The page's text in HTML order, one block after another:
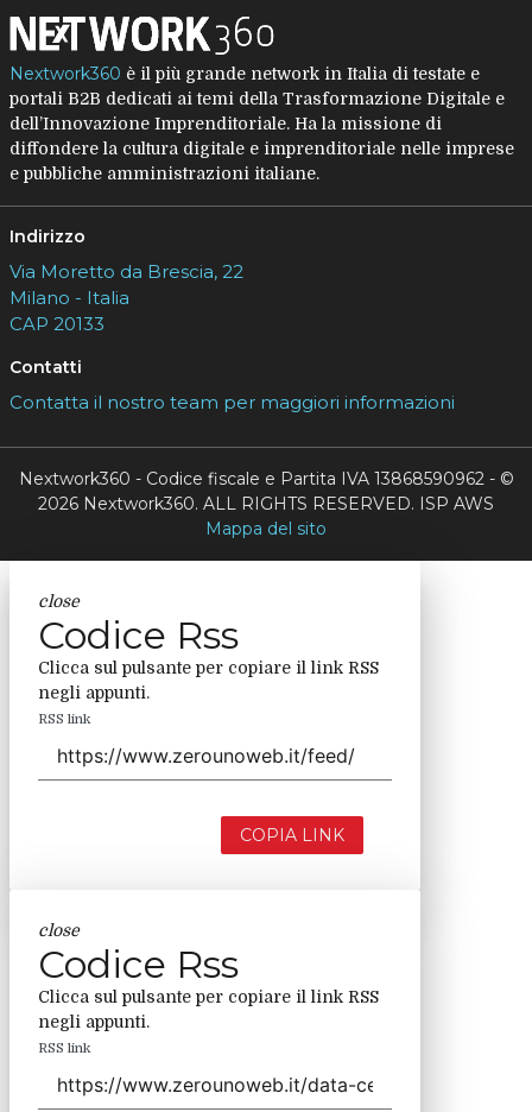
Nextwork360 è il più grande network in Italia di testate e
portali B2B dedicati ai temi della Trasformazione Digitale e
dell’Innovazione Imprenditoriale. Ha la missione di
diffondere la cultura digitale e imprenditoriale nelle imprese
e pubbliche amministrazioni italiane.
Indirizzo
Via Moretto da Brescia, 22
Milano - Italia
CAP 20133
Contatti
Contatta il nostro team per maggiori informazioni
Nextwork360 - Codice fiscale e Partita IVA 13868590962 - ©
2026 Nextwork360. ALL RIGHTS RESERVED. ISP AWS
Mappa del sito
close
Codice Rss
Clicca sul pulsante per copiare il link RSS
negli appunti.
RSS link
COPIA LINK
close
Codice Rss
Clicca sul pulsante per copiare il link RSS
negli appunti.
RSS link